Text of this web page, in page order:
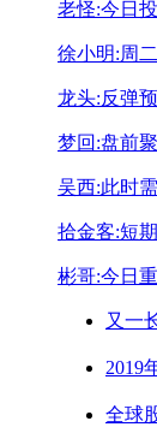
老怪:今日
徐小明:周
龙头:反弹
梦回:盘前
吴西:此时
拾金客:短
彬哥:今日
又一
2019
全球